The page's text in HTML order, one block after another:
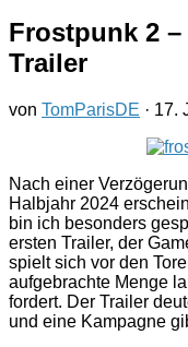
Frostpunk 2
Trailer
von TomParisDE · 17.
Nach einer
Halbjahr 2024
bin ich besonders
ersten Trailer, der
spielt sich vor den
aufgebrachte Menge
fordert. Der Trailer
und eine Kampagne